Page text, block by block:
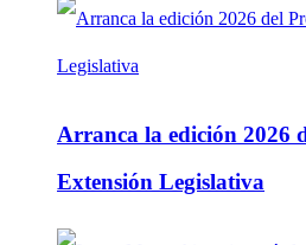
Arranca la edición 2026
Extensión Legislativa